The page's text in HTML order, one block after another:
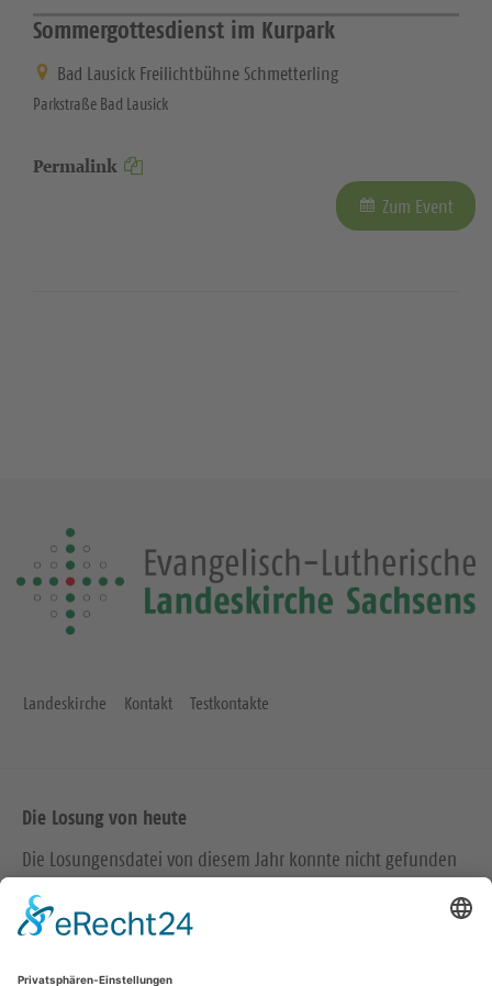
Sommergottesdienst im Kurpark
Bad Lausick Freilichtbühne Schmetterling
Parkstraße Bad Lausick
Permalink
Zum Event
Landeskirche Kontakt Testkontakte
Die Losung von heute
Die Losungensdatei von diesem Jahr konnte nicht gefunden
werden. Wie das Problem gelöst werden kann, können Sie
hiernachlesen.